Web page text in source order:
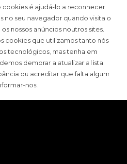
cookies é ajudá-lo a reconhecer
no seu navegador quando visita o
nossos anúncios noutros sites.
cookies que utilizamos tanto nós
tecnológicos, mas tenha em
demorar a atualizar a lista.
ou acreditar que falta algum
nos.